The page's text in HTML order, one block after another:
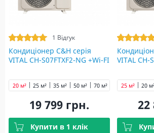
1 Відгук
Кондиціонер C&H cерія
VITAL CH-S07FTXF2-NG +Wi-FI
20 м² 25 м² 35 м² 50 м² 70 м²
19 799 грн.
Купити в 1 клік
VITAL CH-
20
25 м²
22